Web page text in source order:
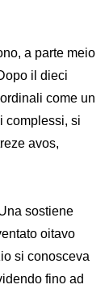
a parte meio
il dieci
come un
complessi, si
avos,
sostiene
oitavo
si conosceva
fino ad